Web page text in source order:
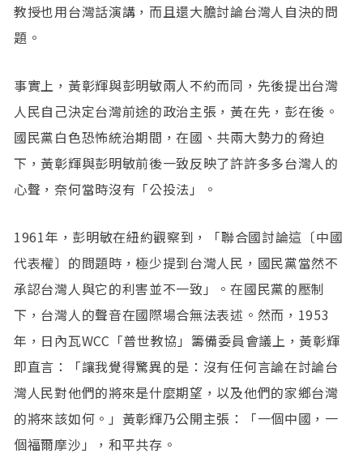
教授也用台灣話演講，而且還大膽討論台灣人自決的問
題。
事實上，黃彰輝與彭明敏兩人不約而同，先後提出台灣
人民自己決定台灣前途的政治主張，黃在先，彭在後。
國民黨白色恐怖統治期間，在國、共兩大勢力的脅迫
下，黃彰輝與彭明敏前後一致反映了許許多多台灣人的
心聲，奈何當時沒有「公投法」。
1961年，彭明敏在紐約觀察到，「聯合國討論這〔中國
代表權〕的問題時，極少提到台灣人民，國民黨當然不
承認台灣人與它的利害並不一致」。在國民黨的壓制
下，台灣人的聲音在國際場合無法表述。然而，1953
年，日內瓦WCC「普世教協」籌備委員會議上，黃彰輝
即直言：「讓我覺得驚異的是：沒有任何言論在討論台
灣人民對他們的將來是什麼期望，以及他們的家鄉台灣
的將來該如何。」黃彰輝乃公開主張：「一個中國，一
個福爾摩沙」，和平共存。